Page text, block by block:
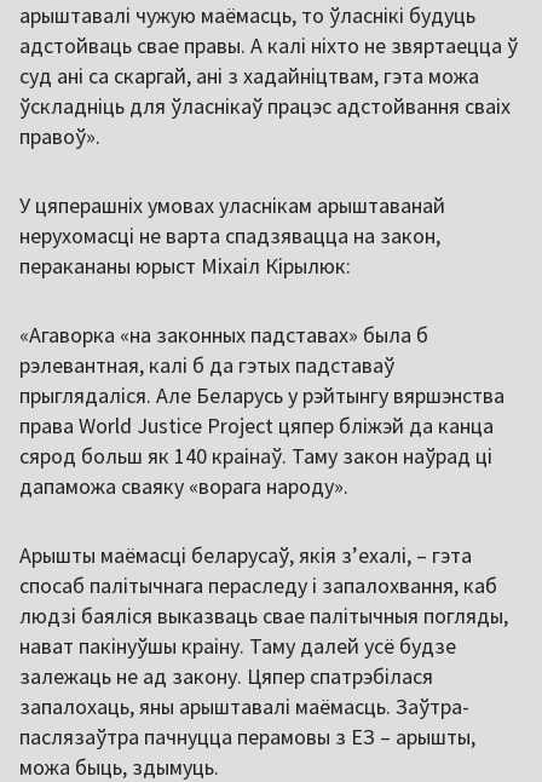
арыштавалі чужую маёмасць, то ўласнікі будуць
адстойваць свае правы. А калі ніхто не звяртаецца ў
суд ані са скаргай, ані з хадайніцтвам, гэта можа
ўскладніць для ўласнікаў працэс адстойвання сваіх
правоў».
У цяперашніх умовах уласнікам арыштаванай
нерухомасці не варта спадзявацца на закон,
перакананы юрыст Міхаіл Кірылюк:
«Агаворка «на законных падставах» была б
рэлевантная, калі б да гэтых падставаў
прыглядаліся. Але Беларусь у рэйтынгу вяршэнства
права World Justice Project цяпер бліжэй да канца
сярод больш як 140 краінаў. Таму закон наўрад ці
дапаможа сваяку «ворага народу».
Арышты маёмасці беларусаў, якія з’ехалі, – гэта
спосаб палітычнага пераследу і запалохвання, каб
людзі баяліся выказваць свае палітычныя погляды,
нават пакінуўшы краіну. Таму далей усё будзе
залежаць не ад закону. Цяпер спатрэбілася
запалохаць, яны арыштавалі маёмасць. Заўтра-
паслязаўтра пачнуцца перамовы з ЕЗ – арышты,
можа быць, здымуць.